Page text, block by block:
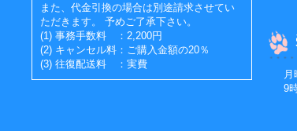
また、代金引換の場合は別途請求させてい
ただきます。 予めご了承下さい。
(1) 事務手数料 ：2,200円
(2) キャンセル料：ご購入金額の20％
(3) 往復配送料 ：実費
月
9